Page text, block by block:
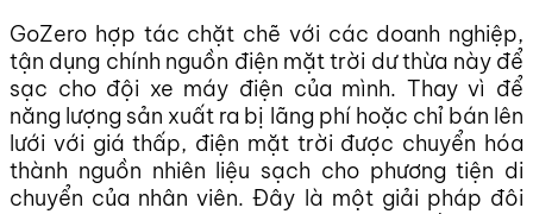
GoZero hợp tác chặt chẽ với các doanh nghiệp,
tận dụng chính nguồn điện mặt trời dư thừa này để
sạc cho đội xe máy điện của mình. Thay vì để
năng lượng sản xuất ra bị lãng phí hoặc chỉ bán lên
lưới với giá thấp, điện mặt trời được chuyển hóa
thành nguồn nhiên liệu sạch cho phương tiện di
chuyển của nhân viên. Đây là một giải pháp đôi